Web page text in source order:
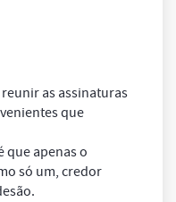
as assinaturas
que
que apenas o
só um, credor